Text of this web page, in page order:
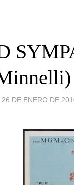
26 DE ENERO DE